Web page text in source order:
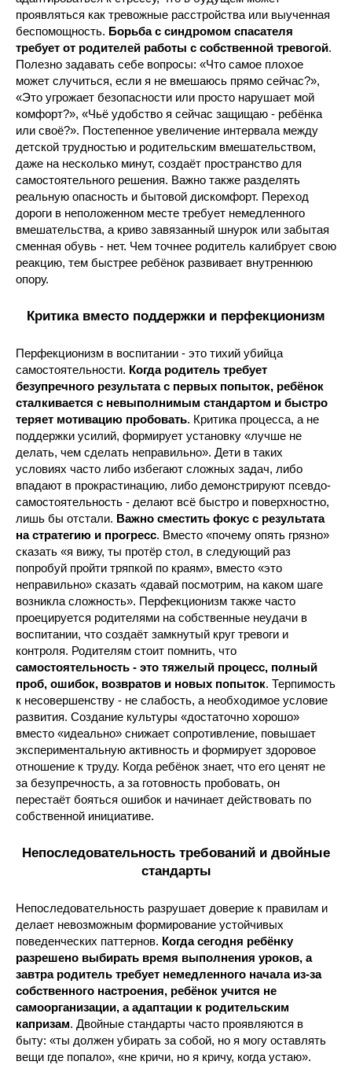
проявляться как тревожные расстройства или выученная
беспомощность. Борьба с синдромом спасателя
требует от родителей работы с собственной тревогой.
Полезно задавать себе вопросы: «Что самое плохое
может случиться, если я не вмешаюсь прямо сейчас?»,
«Это угрожает безопасности или просто нарушает мой
комфорт?», «Чьё удобство я сейчас защищаю - ребёнка
или своё?». Постепенное увеличение интервала между
детской трудностью и родительским вмешательством,
даже на несколько минут, создаёт пространство для
самостоятельного решения. Важно также разделять
реальную опасность и бытовой дискомфорт. Переход
дороги в неположенном месте требует немедленного
вмешательства, а криво завязанный шнурок или забытая
сменная обувь - нет. Чем точнее родитель калибрует свою
реакцию, тем быстрее ребёнок развивает внутреннюю
опору.
Критика вместо поддержки и перфекционизм
Перфекционизм в воспитании - это тихий убийца
самостоятельности. Когда родитель требует
безупречного результата с первых попыток, ребёнок
сталкивается с невыполнимым стандартом и быстро
теряет мотивацию пробовать. Критика процесса, а не
поддержки усилий, формирует установку «лучше не
делать, чем сделать неправильно». Дети в таких
условиях часто либо избегают сложных задач, либо
впадают в прокрастинацию, либо демонстрируют псевдо-
самостоятельность - делают всё быстро и поверхностно,
лишь бы отстали. Важно сместить фокус с результата
на стратегию и прогресс. Вместо «почему опять грязно»
сказать «я вижу, ты протёр стол, в следующий раз
попробуй пройти тряпкой по краям», вместо «это
неправильно» сказать «давай посмотрим, на каком шаге
возникла сложность». Перфекционизм также часто
проецируется родителями на собственные неудачи в
воспитании, что создаёт замкнутый круг тревоги и
контроля. Родителям стоит помнить, что
самостоятельность - это тяжелый процесс, полный
проб, ошибок, возвратов и новых попыток. Терпимость
к несовершенству - не слабость, а необходимое условие
развития. Создание культуры «достаточно хорошо»
вместо «идеально» снижает сопротивление, повышает
экспериментальную активность и формирует здоровое
отношение к труду. Когда ребёнок знает, что его ценят не
за безупречность, а за готовность пробовать, он
перестаёт бояться ошибок и начинает действовать по
собственной инициативе.
Непоследовательность требований и двойные
стандарты
Непоследовательность разрушает доверие к правилам и
делает невозможным формирование устойчивых
поведенческих паттернов. Когда сегодня ребёнку
разрешено выбирать время выполнения уроков, а
завтра родитель требует немедленного начала из-за
собственного настроения, ребёнок учится не
самоорганизации, а адаптации к родительским
капризам. Двойные стандарты часто проявляются в
быту: «ты должен убирать за собой, но я могу оставлять
вещи где попало», «не кричи, но я кричу, когда устаю».